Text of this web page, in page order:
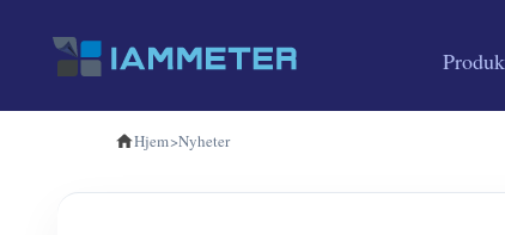
Hjem>Nyheter